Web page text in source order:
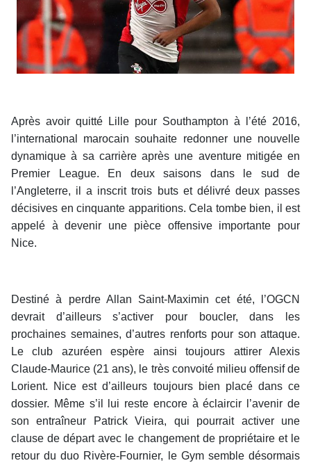
Après avoir quitté Lille pour Southampton à l’été 2016,
l’international marocain souhaite redonner une nouvelle
dynamique à sa carrière après une aventure mitigée en
Premier League. En deux saisons dans le sud de
l’Angleterre, il a inscrit trois buts et délivré deux passes
décisives en cinquante apparitions. Cela tombe bien, il est
appelé à devenir une pièce offensive importante pour
Nice.
Destiné à perdre Allan Saint-Maximin cet été, l’OGCN
devrait d’ailleurs s’activer pour boucler, dans les
prochaines semaines, d’autres renforts pour son attaque.
Le club azuréen espère ainsi toujours attirer Alexis
Claude-Maurice (21 ans), le très convoité milieu offensif de
Lorient. Nice est d’ailleurs toujours bien placé dans ce
dossier. Même s’il lui reste encore à éclaircir l’avenir de
son entraîneur Patrick Vieira, qui pourrait activer une
clause de départ avec le changement de propriétaire et le
retour du duo Rivère-Fournier, le Gym semble désormais